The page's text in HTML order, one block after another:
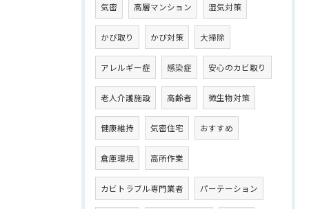
気密 高層マンション 湿気対策
かび取り かび対策 大掃除
アレルギー症 感染症 安心のカビ取り
老人介護施設 高齢者 微生物対策
健康維持 気密住宅 おすすめ
倉庫環境 高所作業
カビトラブル専門業者 パーテーション